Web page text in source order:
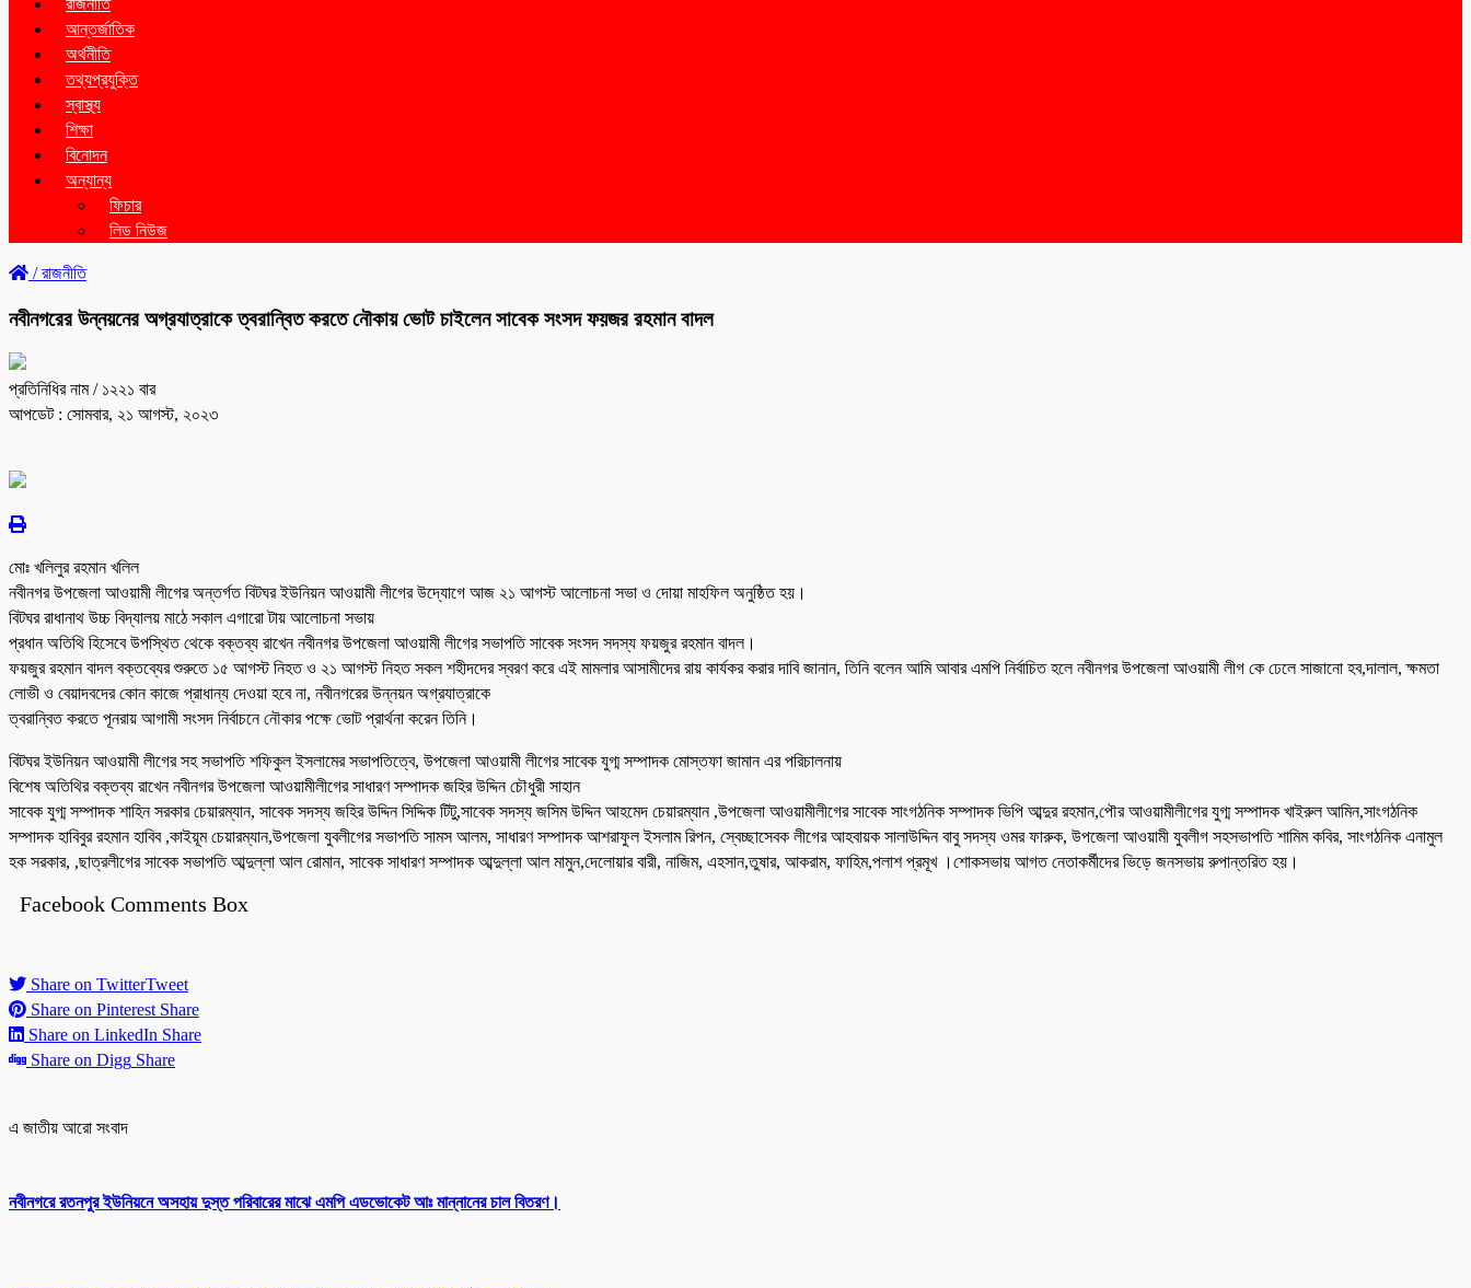
রাজনীতি
আন্তর্জাতিক
অর্থনীতি
তথ্যপ্রযুক্তি
স্বাস্থ্য
শিক্ষা
বিনোদন
অন্যান্য
ফিচার
লিড নিউজ
/রাজনীতি
নবীনগরের উন্নয়নের অগ্রযাত্রাকে ত্বরান্বিত করতে নৌকায় ভোট চাইলেন সাবেক সংসদ ফয়জর রহমান বাদল
প্রতিনিধির নাম/ ১২২১ বার
আপডেট : সোমবার, ২১ আগস্ট, ২০২৩
মোঃ খলিলুর রহমান খলিল
নবীনগর উপজেলা আওয়ামী লীগের অন্তর্গত বিটঘর ইউনিয়ন আওয়ামী লীগের উদ্যোগে আজ ২১ আগস্ট আলোচনা সভা ও দোয়া মাহফিল অনুষ্ঠিত হয়।
বিটঘর রাধানাথ উচ্চ বিদ্যালয় মাঠে সকাল এগারো টায় আলোচনা সভায়
প্রধান অতিথি হিসেবে উপস্থিত থেকে বক্তব্য রাখেন নবীনগর উপজেলা আওয়ামী লীগের সভাপতি সাবেক সংসদ সদস্য ফয়জুর রহমান বাদল।
ফয়জুর রহমান বাদল বক্তব্যের শুরুতে ১৫ আগস্ট নিহত ও ২১ আগস্ট নিহত সকল শহীদদের স্বরণ করে এই মামলার আসামীদের রায় কার্যকর করার দাবি জানান, তিনি বলেন আমি আবার এমপি নির্বাচিত হলে নবীনগর উপজেলা আওয়ামী লীগ কে ঢেলে সাজানো হব,দালাল, ক্ষমতা
লোভী ও বেয়াদবদের কোন কাজে প্রাধান্য দেওয়া হবে না, নবীনগরের উন্নয়ন অগ্রযাত্রাকে
ত্বরান্বিত করতে পূনরায় আগামী সংসদ নির্বাচনে নৌকার পক্ষে ভোট প্রার্থনা করেন তিনি।
বিটঘর ইউনিয়ন আওয়ামী লীগের সহ সভাপতি শফিকুল ইসলামের সভাপতিত্বে, উপজেলা আওয়ামী লীগের সাবেক যুগ্ম সম্পাদক মোস্তফা জামান এর পরিচালনায়
বিশেষ অতিথির বক্তব্য রাখেন নবীনগর উপজেলা আওয়ামীলীগের সাধারণ সম্পাদক জহির উদ্দিন চৌধুরী সাহান
সাবেক যুগ্ম সম্পাদক শাহিন সরকার চেয়ারম্যান, সাবেক সদস্য জহির উদ্দিন সিদ্দিক টিটু,সাবেক সদস্য জসিম উদ্দিন আহমেদ চেয়ারম্যান ,উপজেলা আওয়ামীলীগের সাবেক সাংগঠনিক সম্পাদক ভিপি আব্দুর রহমান,পৌর আওয়ামীলীগের যুগ্ম সম্পাদক খাইরুল আমিন,সাংগঠনিক
সম্পাদক হাবিবুর রহমান হাবিব ,কাইয়ূম চেয়ারম্যান,উপজেলা যুবলীগের সভাপতি সামস আলম, সাধারণ সম্পাদক আশরাফুল ইসলাম রিপন, স্বেচ্ছাসেবক লীগের আহবায়ক সালাউদ্দিন বাবু সদস্য ওমর ফারুক, উপজেলা আওয়ামী যুবলীগ সহসভাপতি শামিম কবির, সাংগঠনিক এনামুল
হক সরকার, ,ছাত্রলীগের সাবেক সভাপতি আব্দুল্লা আল রোমান, সাবেক সাধারণ সম্পাদক আব্দুল্লা আল মামুন,দেলোয়ার বারী, নাজিম, এহসান,তুষার, আকরাম, ফাহিম,পলাশ প্রমূখ ।শোকসভায় আগত নেতাকর্মীদের ভিড়ে জনসভায় রুপান্তরিত হয়।
Facebook Comments Box
Share on TwitterTweet
Share on Pinterest Share
Share on LinkedIn Share
Share on Digg Share
এ জাতীয় আরো সংবাদ
নবীনগরে রতনপুর ইউনিয়নে অসহায় দুস্ত পরিবারের মাঝে এমপি এডভোকেট আঃ মান্নানের চাল বিতরণ।